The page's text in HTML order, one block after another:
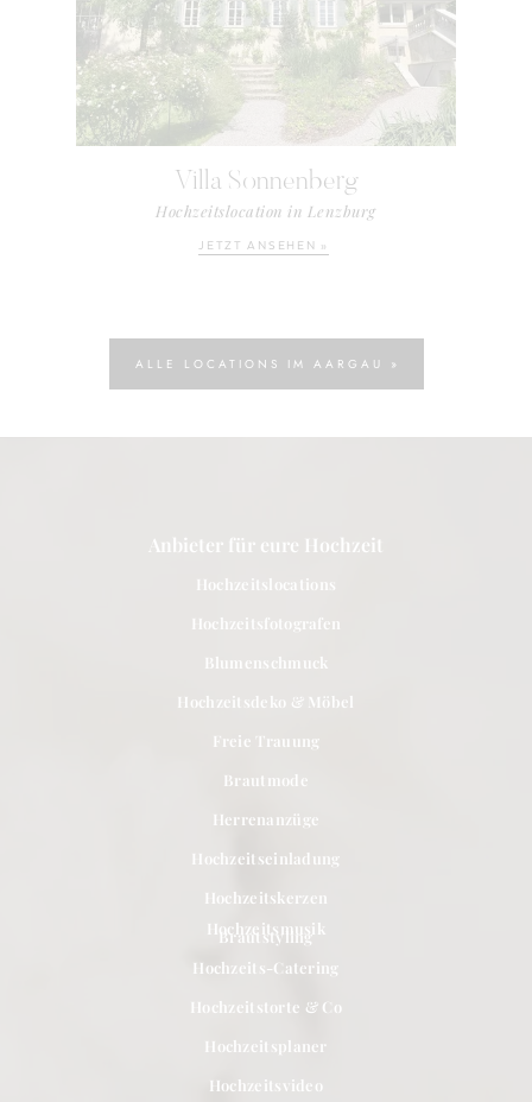
Villa Sonnenberg
Hochzeitslocation in Lenzburg
JETZT ANSEHEN »
ALLE LOCATIONS IM AARGAU »
Anbieter für eure Hochzeit
Hochzeitslocations
Hochzeitsfotografen
Blumenschmuck
Hochzeitsdeko & Möbel
Freie Trauung
Brautmode
Herrenanzüge
Hochzeitseinladung
Hochzeitskerzen
Brautstyling
Hochzeitsmusik
Hochzeits-Catering
Hochzeitstorte & Co
Hochzeitsplaner
Hochzeitsvideo